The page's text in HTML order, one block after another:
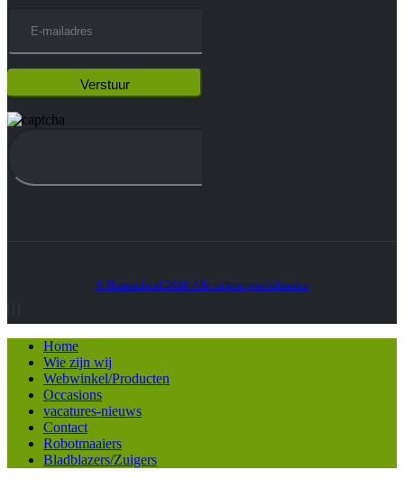
© Heatmedia.nl 2024. Alle rechten voorbehouden
Home
Wie zijn wij
Webwinkel/Producten
Occasions
vacatures-nieuws
Contact
Robotmaaiers
Bladblazers/Zuigers